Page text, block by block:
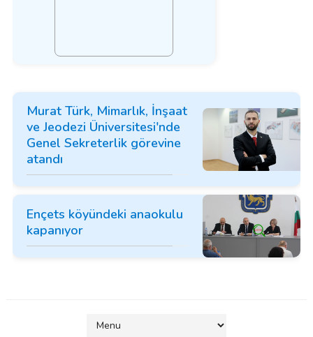
Murat Türk, Mimarlık, İnşaat
ve Jeodezi Üniversitesi'nde
Genel Sekreterlik görevine
atandı
Ençets köyündeki anaokulu
kapanıyor